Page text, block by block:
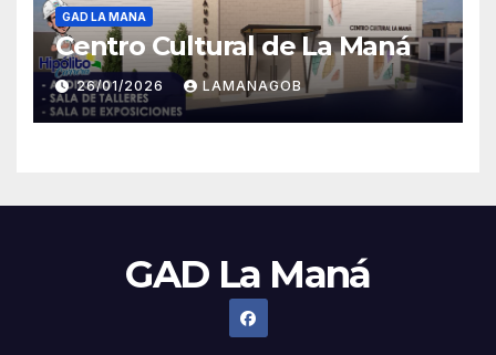
GAD LA MANA
Centro Cultural de La Maná
26/01/2026 LAMANAGOB
GAD La Maná